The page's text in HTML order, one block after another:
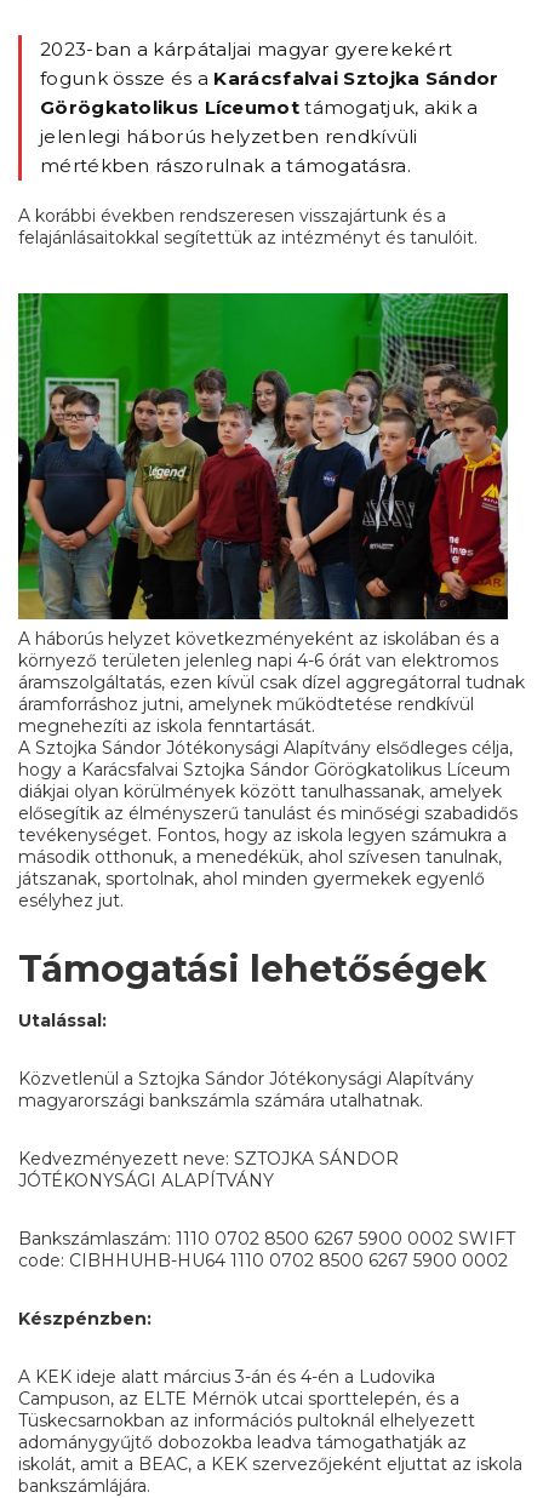
2023-ban a kárpátaljai magyar gyerekekért
fogunk össze és a Karácsfalvai Sztojka Sándor
Görögkatolikus Líceumottámogatjuk, akik a
jelenlegi háborús helyzetben rendkívüli
mértékben rászorulnak a támogatásra.
A korábbi években rendszeresen visszajártunk és a
felajánlásaitokkal segítettük az intézményt és tanulóit.
A háborús helyzet következményeként az iskolában és a
környező területen jelenleg napi 4-6 órát van elektromos
áramszolgáltatás, ezen kívül csak dízel aggregátorral tudnak
áramforráshoz jutni, amelynek működtetése rendkívül
megnehezíti az iskola fenntartását.
A Sztojka Sándor Jótékonysági Alapítvány elsődleges célja,
hogy a Karácsfalvai Sztojka Sándor Görögkatolikus Líceum
diákjai olyan körülmények között tanulhassanak, amelyek
elősegítik az élményszerű tanulást és minőségi szabadidős
tevékenységet. Fontos, hogy az iskola legyen számukra a
második otthonuk, a menedékük, ahol szívesen tanulnak,
játszanak, sportolnak, ahol minden gyermekek egyenlő
esélyhez jut.
Támogatási lehetőségek
Utalással:
Közvetlenül a Sztojka Sándor Jótékonysági Alapítvány
magyarországi bankszámla számára utalhatnak.
Kedvezményezett neve: SZTOJKA SÁNDOR
JÓTÉKONYSÁGI ALAPÍTVÁNY
Bankszámlaszám: 1110 0702 8500 6267 5900 0002 SWIFT
code: CIBHHUHB-HU64 1110 0702 8500 6267 5900 0002
Készpénzben:
A KEK ideje alatt március 3-án és 4-én a Ludovika
Campuson, az ELTE Mérnök utcai sporttelepén, és a
Tüskecsarnokban az információs pultoknál elhelyezett
adománygyűjtő dobozokba leadva támogathatják az
iskolát, amit a BEAC, a KEK szervezőjeként eljuttat az iskola
bankszámlájára.